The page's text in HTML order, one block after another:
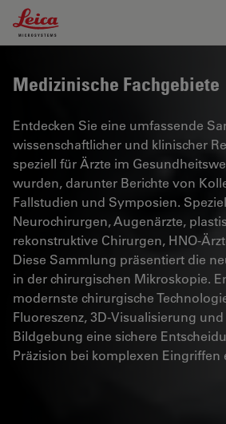
Leica Microsystems Logo
Medizinische Fachgebiete
Entdecken Sie eine umfassende
wissenschaftlicher und klinischer
speziell für Ärzte im
wurden, darunter Berichte von
Fallstudien und Symposien.
Neurochirurgen, Augenärzte,
rekonstruktive Chirurgen, HNO-
Diese Sammlung präsentiert die
in der chirurgischen Mikroskopie.
modernste chirurgische
Fluoreszenz, 3D-Visualisierung
Bildgebung eine sichere
Präzision bei komplexen Eingriffen